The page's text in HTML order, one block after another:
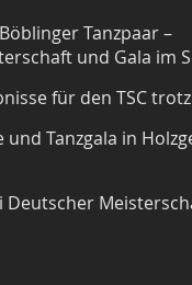
Tanzpaar –
und Gala im
für den TSC
und Tanzgala in
Deutscher